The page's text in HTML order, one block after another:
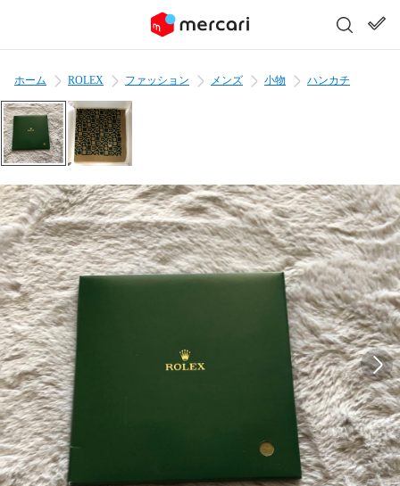
ホーム ROLEX ファッション メンズ 小物 ハンカチ